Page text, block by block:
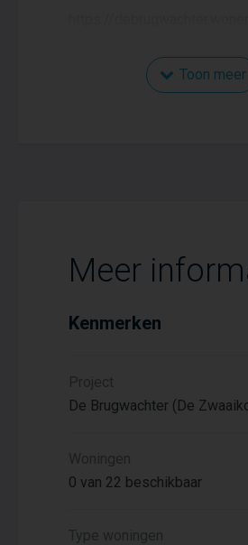
Toon meer
Meer
Kenmerken
Project
De Brugwachter (De
Woningen
0 van 22 beschikbaar
Type woningen